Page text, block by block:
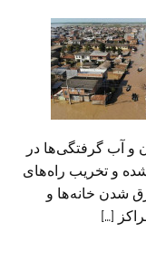
و آب گرفتگی ها در
و تخریب راه های
شدن خانه ها و
[…]